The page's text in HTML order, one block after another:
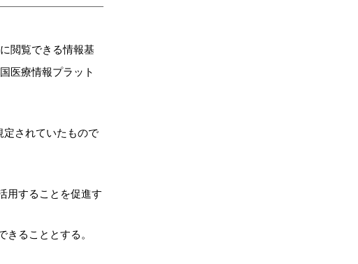
閲覧できる情報基
医療情報プラット
されていたもので
用することを促進す
ることとする。